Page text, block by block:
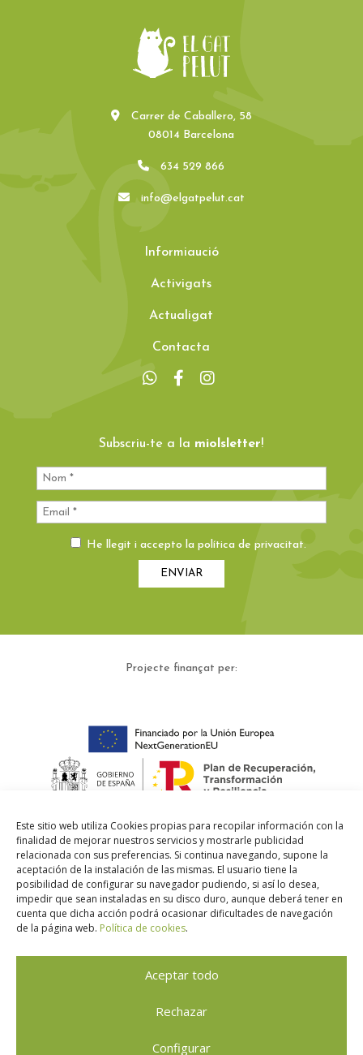
Este sitio web utiliza Cookies propias para recopilar información con la
finalidad de mejorar nuestros servicios y mostrarle publicidad
relacionada con sus preferencias. Si continua navegando, supone la
aceptación de la instalación de las mismas. El usuario tiene la
posibilidad de configurar su navegador pudiendo, si así lo desea,
impedir que sean instaladas en su disco duro, aunque deberá tener en
cuenta que dicha acción podrá ocasionar dificultades de navegación
de la página web. Política de cookies.
Aceptar todo
Rechazar
Configurar
Carrer de Caballero, 58
08014 Barcelona
634 529 866
info@elgatpelut.cat
Informiaució
Activigats
Actualigat
Contacta
Subscriu-te a la miolsletter!
He llegit i accepto lapolítica de privacitat.
Projecte finançat per: